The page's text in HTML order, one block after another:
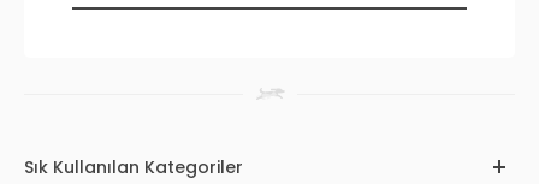
Sık Kullanılan Kategoriler